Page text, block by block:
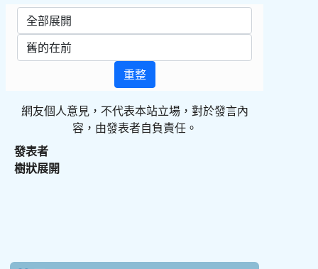
重整
網友個人意見，不代表本站立場，對於發言內
容，由發表者自負責任。
發表者
樹狀展開